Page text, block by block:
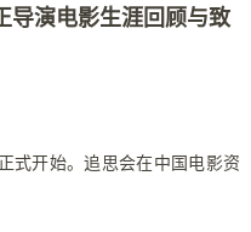
导演电影生涯回顾与致
式开始。追思会在中国电影资